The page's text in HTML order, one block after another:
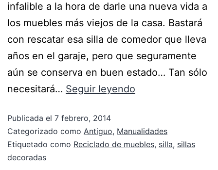
infalible a la hora de darle una nueva vida a
los muebles más viejos de la casa. Bastará
con rescatar esa silla de comedor que lleva
años en el garaje, pero que seguramente
aún se conserva en buen estado… Tan sólo
necesitará… Seguir leyendo
Publicada el 7 febrero, 2014
Categorizado como Antiguo, Manualidades
Etiquetado como Reciclado de muebles, silla, sillas
decoradas